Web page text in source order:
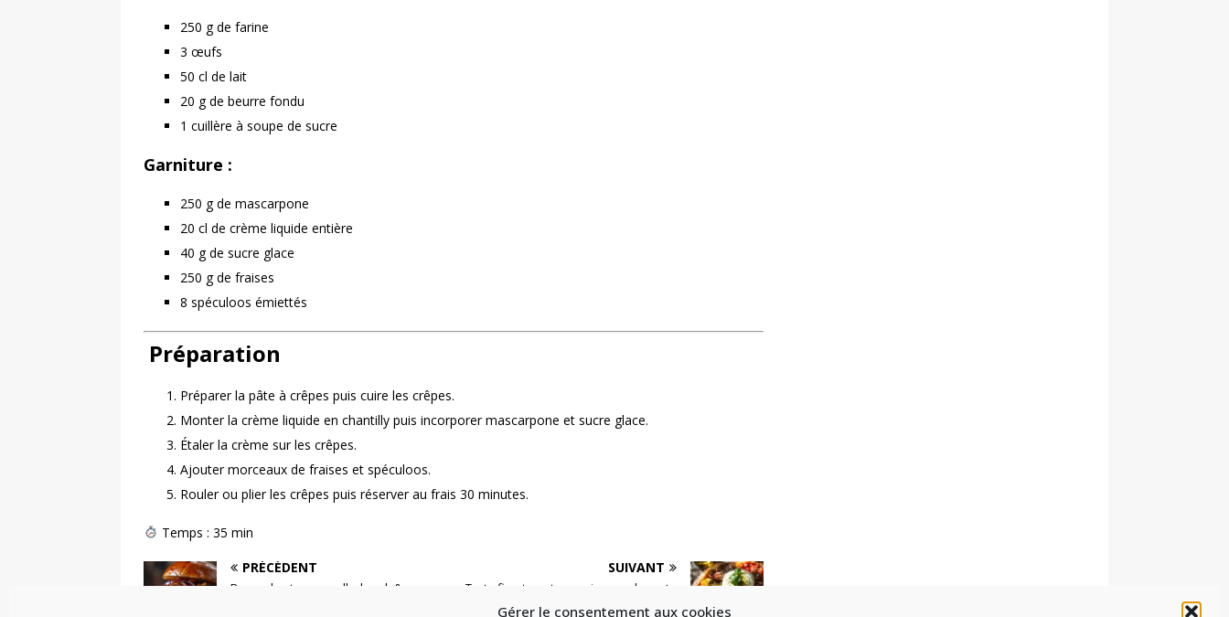
Gérer le consentement aux cookies
250 g de farine
3 œufs
50 cl de lait
20 g de beurre fondu
1 cuillère à soupe de sucre
Garniture :
250 g de mascarpone
20 cl de crème liquide entière
40 g de sucre glace
250 g de fraises
8 spéculoos émiettés
‍ Préparation
Préparer la pâte à crêpes puis cuire les crêpes.
Monter la crème liquide en chantilly puis incorporer mascarpone et sucre glace.
Étaler la crème sur les crêpes.
Ajouter morceaux de fraises et spéculoos.
Rouler ou plier les crêpes puis réserver au frais 30 minutes.
Temps : 35 min
PRÉCÉDENT
Burger breton au pulled pork & sauce
SUIVANT
Tarte fine tomates anciennes, burrata
& pesto